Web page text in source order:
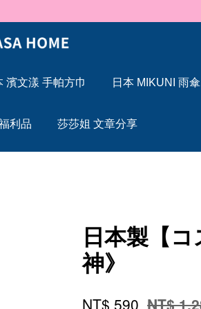
濱文漾 手帕方巾 日本 MIKUNI 雨傘
利品 莎莎姐 文章分享
日本製【
神》
NT$ 590 NT$
是空的。